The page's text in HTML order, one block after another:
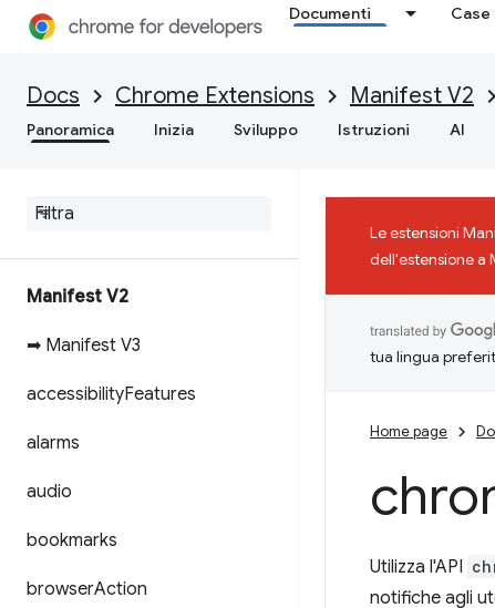
Documenti
Docs Chrome Extensions Manifest V2
Panoramica Inizia Sviluppo Istruzioni AI
Manifest V2
➡ Manifest V3
accessibilityFeatures
alarms
audio
bookmarks
browserAction
Le estensioni
dell'estensione a
tua lingua
Home page
Utilizza l'API
notifiche agli